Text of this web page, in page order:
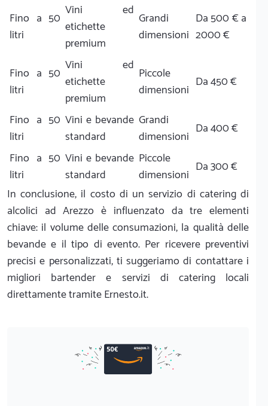
Fino a 50
litri
Vini ed
etichette
premium
Grandi
dimensioni
Da 500 € a
2000 €
Fino a 50
litri
Vini ed
etichette
premium
Piccole
dimensioni Da 450 €
Fino a 50
litri
Vini e bevande
standard
Grandi
dimensioni Da 400 €
Fino a 50
litri
Vini e bevande
standard
Piccole
dimensioni Da 300 €
In conclusione, il costo di un servizio di catering di
alcolici ad Arezzo è influenzato da tre elementi
chiave: il volume delle consumazioni, la qualità delle
bevande e il tipo di evento. Per ricevere preventivi
precisi e personalizzati, ti suggeriamo di contattare i
migliori bartender e servizi di catering locali
direttamente tramite Ernesto.it.